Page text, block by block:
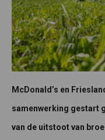
McDonald’s en
samenwerking gestart
van de uitstoot van